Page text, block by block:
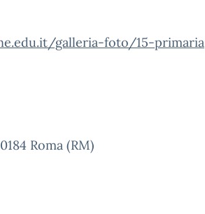
galleria-foto/15-primaria
Roma (RM)